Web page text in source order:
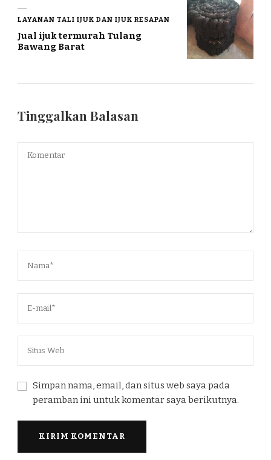
LAYANAN TALI IJUK DAN IJUK RESAPAN
Jual ijuk termurah Tulang
Bawang Barat
Tinggalkan Balasan
Simpan nama, email, dan situs web saya pada
peramban ini untuk komentar saya berikutnya.